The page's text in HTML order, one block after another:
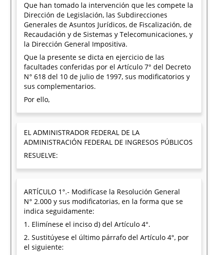
Que han tomado la intervención que les compete la
Dirección de Legislación, las Subdirecciones
Generales de Asuntos Jurídicos, de Fiscalización, de
Recaudación y de Sistemas y Telecomunicaciones, y
la Dirección General Impositiva.
Que la presente se dicta en ejercicio de las
facultades conferidas por el Artículo 7° del Decreto
N° 618 del 10 de julio de 1997, sus modificatorios y
sus complementarios.
Por ello,
EL ADMINISTRADOR FEDERAL DE LA
ADMINISTRACIÓN FEDERAL DE INGRESOS PÚBLICOS
RESUELVE:
ARTÍCULO 1°.- Modifícase la Resolución General
N° 2.000 y sus modificatorias, en la forma que se
indica seguidamente:
1. Elimínese el inciso d) del Artículo 4°.
2. Sustitúyese el último párrafo del Artículo 4°, por
el siguiente: